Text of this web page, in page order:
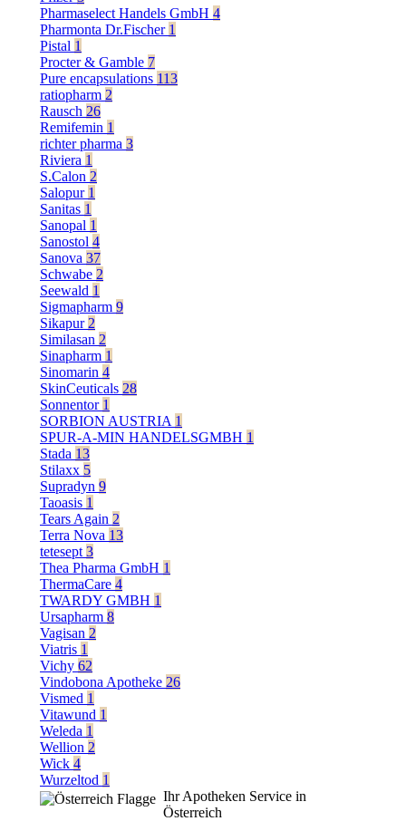
Pharmaselect Handels GmbH 4
Pharmonta Dr.Fischer 1
Pistal 1
Procter & Gamble 7
Pure encapsulations 113
ratiopharm 2
Rausch 26
Remifemin 1
richter pharma 3
Riviera 1
S.Calon 2
Salopur 1
Sanitas 1
Sanopal 1
Sanostol 4
Sanova 37
Schwabe 2
Seewald 1
Sigmapharm 9
Sikapur 2
Similasan 2
Sinapharm 1
Sinomarin 4
SkinCeuticals 28
Sonnentor 1
SORBION AUSTRIA 1
SPUR-A-MIN HANDELSGMBH 1
Stada 13
Stilaxx 5
Supradyn 9
Taoasis 1
Tears Again 2
Terra Nova 13
tetesept 3
Thea Pharma GmbH 1
ThermaCare 4
TWARDY GMBH 1
Ursapharm 8
Vagisan 2
Viatris 1
Vichy 62
Vindobona Apotheke 26
Vismed 1
Vitawund 1
Weleda 1
Wellion 2
Wick 4
Wurzeltod 1
Ihr Apotheken Service in
Österreich